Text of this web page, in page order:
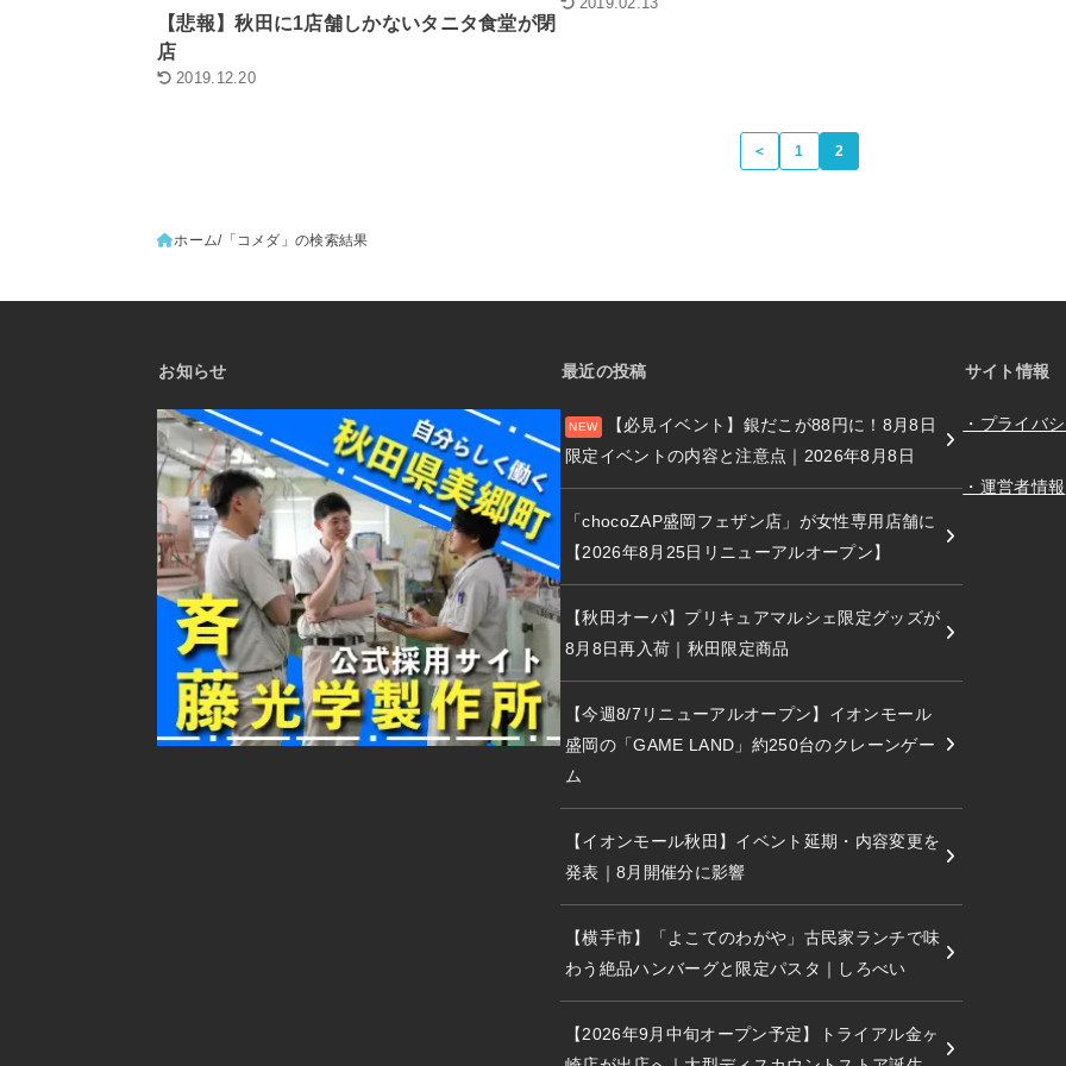
【悲報】秋田に1店舗しかないタニタ食堂が閉
店
2019.12.20
＜ 1 2
ホーム 「コメダ」の検索結果
お知らせ 最近の投稿
【必見イベント】銀だこが88円に！8月8日
限定イベントの内容と注意点｜2026年8月8日
「chocoZAP盛岡フェザン店」が女性専用店舗に
【2026年8月25日リニューアルオープン】
【秋田オーパ】プリキュアマルシェ限定グッズが
8月8日再入荷｜秋田限定商品
【今週8/7リニューアルオープン】イオンモール
盛岡の「GAME LAND」約250台のクレーンゲー
ム
【イオンモール秋田】イベント延期・内容変更を
発表｜8月開催分に影響
【横手市】「よこてのわがや」古民家ランチで味
わう絶品ハンバーグと限定パスタ｜しろべい
【2026年9月中旬オープン予定】トライアル金ヶ
サイト情報
・プライバ
・運営者情報